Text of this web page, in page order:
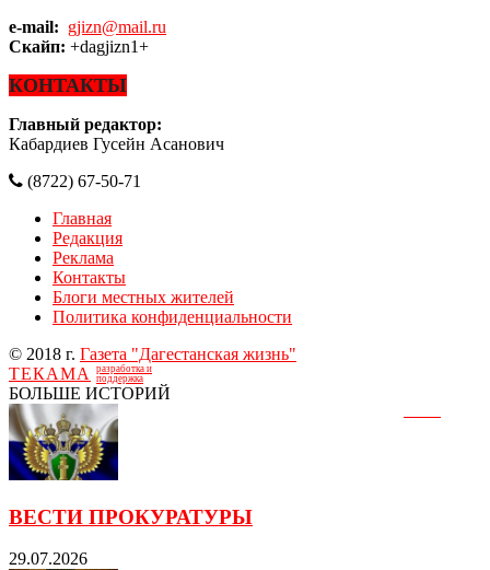
e-mail: gjizn@mail.ru
Скайп: +dagjizn1+
КОНТАКТЫ
Главный редактор:
Кабардиев Гусейн Асанович
(8722) 67-50-71
Главная
Редакция
Реклама
Контакты
Блоги местных жителей
Политика конфиденциальности
© 2018 г. Газета "Дагестанская жизнь"
ТЕКАМА
разработка и
поддержка
БОЛЬШЕ ИСТОРИЙ
ВЕСТИ ПРОКУРАТУРЫ
29.07.2026